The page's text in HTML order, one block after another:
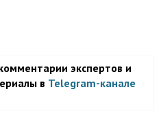
экспертов и
в Telegram-канале